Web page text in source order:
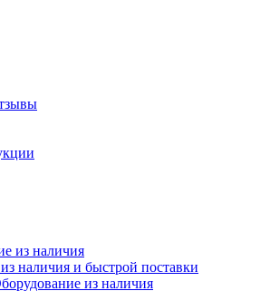
наличия и быстрой поставки